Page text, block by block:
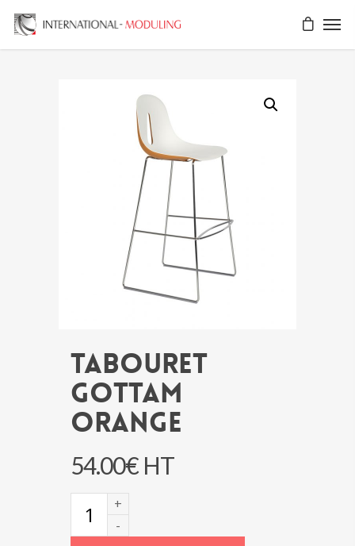
TABOURET
GOTTAM
ORANGE
54.00€ HT
TABOURET